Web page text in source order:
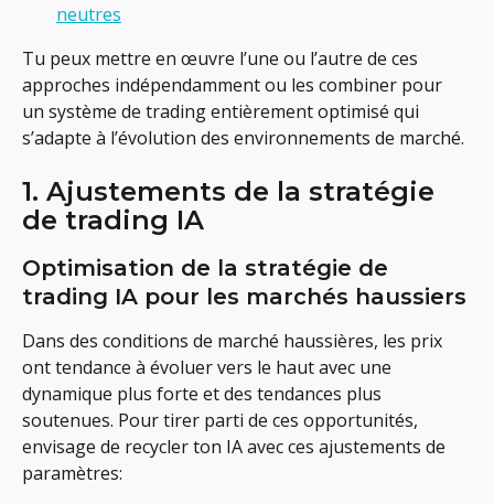
neutres
Tu peux mettre en œuvre l’une ou l’autre de ces
approches indépendamment ou les combiner pour
un système de trading entièrement optimisé qui
s’adapte à l’évolution des environnements de marché.
1. Ajustements de la stratégie
de trading IA
Optimisation de la stratégie de
trading IA pour les marchés haussiers
Dans des conditions de marché haussières, les prix
ont tendance à évoluer vers le haut avec une
dynamique plus forte et des tendances plus
soutenues. Pour tirer parti de ces opportunités,
envisage de recycler ton IA avec ces ajustements de
paramètres: